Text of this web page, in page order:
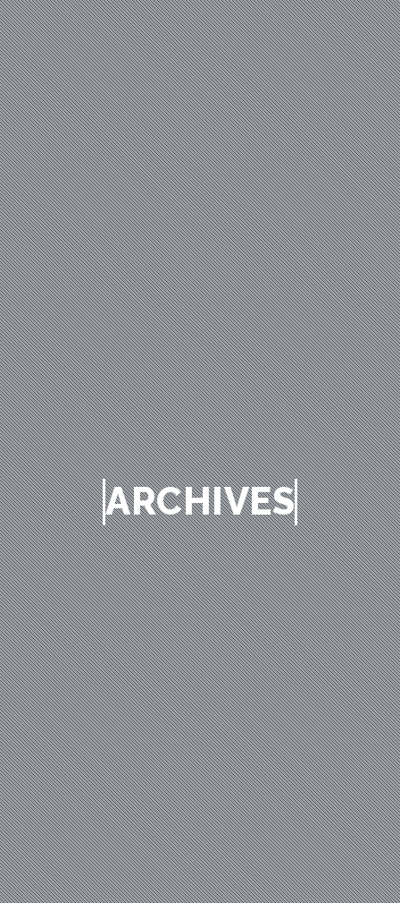
ARCHIVES